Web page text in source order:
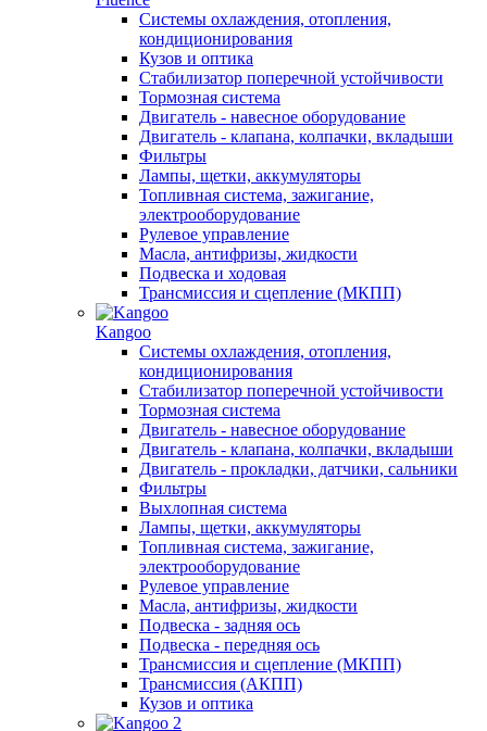
Системы охлаждения, отопления,
кондиционирования
Кузов и оптика
Стабилизатор поперечной устойчивости
Тормозная система
Двигатель - навесное оборудование
Двигатель - клапана, колпачки, вкладыши
Фильтры
Лампы, щетки, аккумуляторы
Топливная система, зажигание,
электрооборудование
Рулевое управление
Масла, антифризы, жидкости
Подвеска и ходовая
Трансмиссия и сцепление (МКПП)
Kangoo
Системы охлаждения, отопления,
кондиционирования
Стабилизатор поперечной устойчивости
Тормозная система
Двигатель - навесное оборудование
Двигатель - клапана, колпачки, вкладыши
Двигатель - прокладки, датчики, сальники
Фильтры
Выхлопная система
Лампы, щетки, аккумуляторы
Топливная система, зажигание,
электрооборудование
Рулевое управление
Масла, антифризы, жидкости
Подвеска - задняя ось
Подвеска - передняя ось
Трансмиссия и сцепление (МКПП)
Трансмиссия (АКПП)
Кузов и оптика